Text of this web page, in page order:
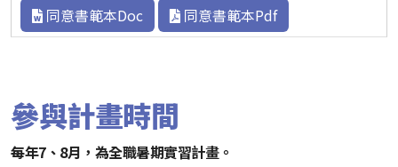
同意書範本Doc
同意書範本Pdf
參與計畫時間
每年7、8月，為全職暑期實習計畫。